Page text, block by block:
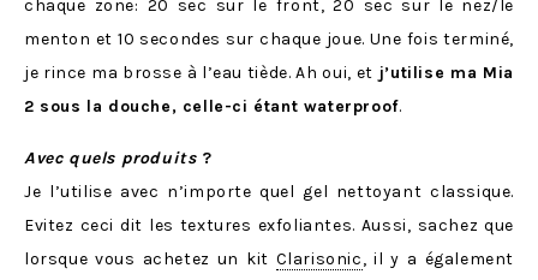
chaque zone: 20 sec sur le front, 20 sec sur le nez/le
menton et 10 secondes sur chaque joue. Une fois terminé,
je rince ma brosse à l’eau tiède. Ah oui, et j’utilise ma Mia
2 sous la douche, celle-ci étant waterproof.
Avec quels produits?
Je l’utilise avec n’importe quel gel nettoyant classique.
Evitez ceci dit les textures exfoliantes. Aussi, sachez que
lorsque vous achetez un kit Clarisonic, il y a également